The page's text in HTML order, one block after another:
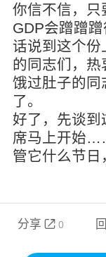
你信不信，只
GDP会蹭蹭蹭
话说到这个份
的同志们，
饿过肚子的同
了。
好了，先谈到
席马上开始
管它什么节日
分享  0